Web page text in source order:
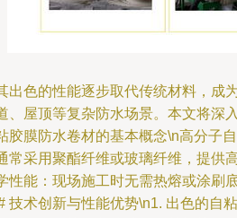
色的性能逐步取代传统材料，
屋顶等复杂防水场景。本文将
膜防水卷材的基本概念\n高分
采用聚酯纤维或玻璃纤维，提
能：现场施工时无需热熔或涂
术创新与性能优势\n1. 出色的